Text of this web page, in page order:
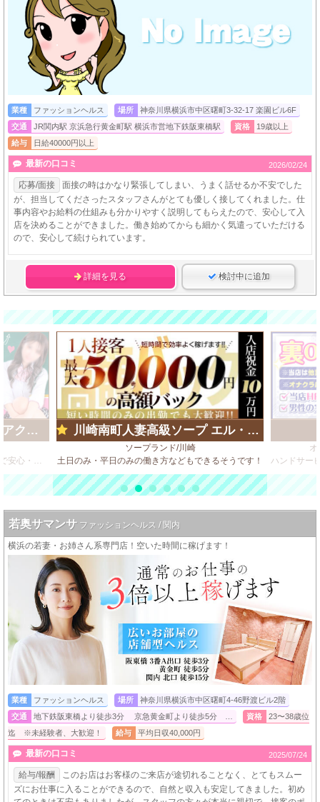
業種 ファッションヘルス 場所
神奈川県横浜市中区曙町3-32-17 楽園ビル6F
交通
JR関内駅 京浜急行黄金町駅 横浜市営地下鉄阪東橋駅 資格
19歳以上
給与
日給40000円以上
最新の口コミ 2026/02/24
応募/面接
面接の時はかなり緊張してしまい、うまく話せるか不安でした
が、担当してくださったスタッフさんがとても優しく接してくれました。仕
事内容やお給料の仕組みも分かりやすく説明してもらえたので、安心して入
店を決めることができました。働き始めてからも細かく気遣っていただける
ので、安心して続けられています。
詳細を見る 検討中に追加
ープ) 川崎南町人妻高級ソープ エル・カーヒル
ソープランド/川崎
土日のみ・平日のみの働き方などもできるそうです！
オ
若奥サマンサ ファッションヘルス / 関内
横浜の若妻・お姉さん系専門店！空いた時間に稼げます！
業種 ファッションヘルス 場所
神奈川県横浜市中区曙町4-46野渡ビル2階
交通
地下鉄阪東橋より徒歩3分 京急黄金町より徒歩5分 … 資格
23〜38歳位
迄 ※未経験者、大歓迎！
給与 平均日収40,000円
最新の口コミ 2025/07/24
給与/報酬
このお店はお客様のご来店が途切れることなく、とてもスムー
ズにお仕事に入ることができるので、自然と収入も安定してきました。初め